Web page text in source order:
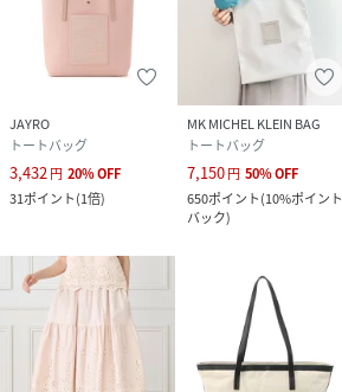
JAYRO
トートバッグ
3,432 円 20%OFF
31ポイント(1倍)
MK MICHEL KLEIN BAG
トートバッグ
7,150円 50%OFF
650ポイント(10%ポイント
バック)